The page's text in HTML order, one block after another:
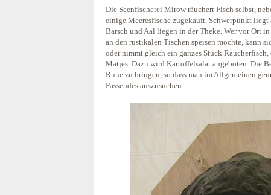
Die Seenfischerei Mirow räuchert Fisch selbst,
einige Meeresfische zugekauft. Schwerpunkt liegt
Barsch und Aal liegen in der Theke. Wer vor Ort
an den rustikalen Tischen speisen möchte, kann
oder nimmt gleich ein ganzes Stück
Matjes. Dazu wird Kartoffelsalat angeboten. Die
Ruhe zu bringen, so dass man im Allgemeinen
Passendes auszusuchen.